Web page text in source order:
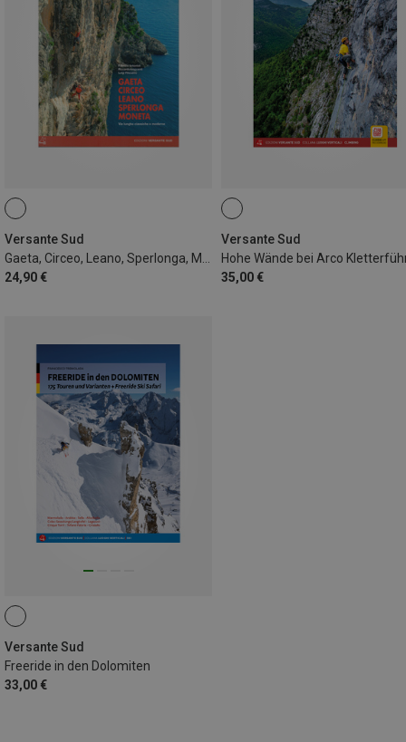
Versante Sud
24,90 €
Versante Sud
35,00 €
Versante Sud
Freeride in den Dolomiten
33,00 €